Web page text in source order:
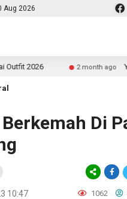
Aug 2026
2 month ago Yuk Jadi
Di
10:47 1062